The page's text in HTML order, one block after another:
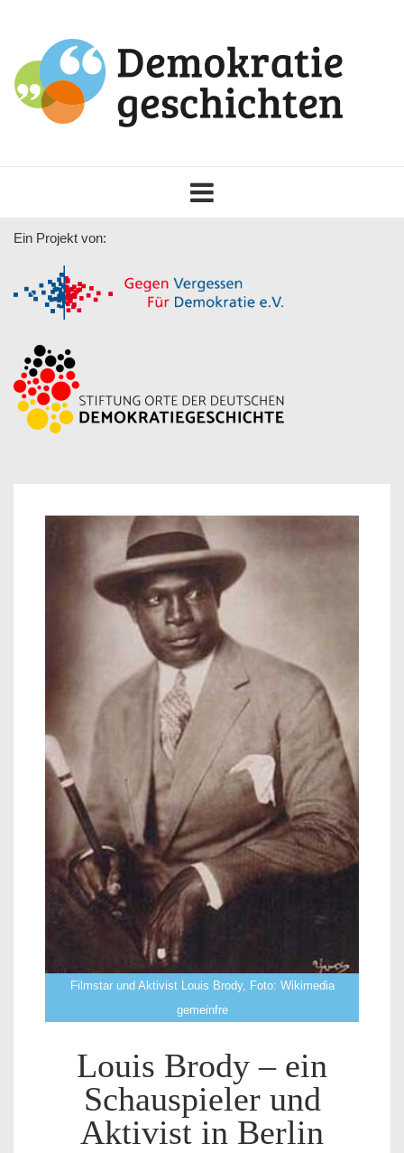
navigation
Ein Projekt von:
Filmstar und Aktivist Louis Brody, Foto: Wikimedia
gemeinfre
Louis Brody – ein
Schauspieler und
Aktivist in Berlin